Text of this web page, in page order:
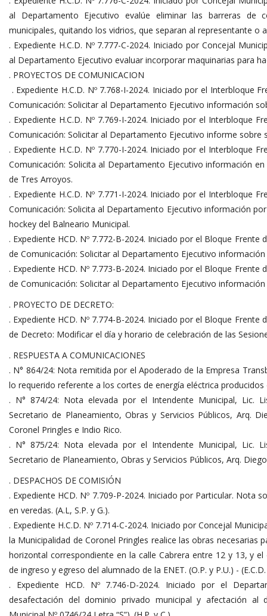
al Departamento Ejecutivo evalúe eliminar las barreras de
municipales, quitando los vidrios, que separan al representante o
. Expediente H.C.D. Nº 7.777-C-2024. Iniciado por Concejal
al Departamento Ejecutivo evaluar incorporar maquinarias para
. PROYECTOS DE COMUNICACION
. Expediente H.C.D. Nº 7.768-I-2024. Iniciado por el Interbloque
Comunicación: Solicitar al Departamento Ejecutivo información
. Expediente H.C.D. Nº 7.769-I-2024. Iniciado por el Interbloque
Comunicación: Solicitar al Departamento Ejecutivo informe sobre
. Expediente H.C.D. Nº 7.770-I-2024. Iniciado por el Interbloque
Comunicación: Solicita al Departamento Ejecutivo información
de Tres Arroyos.
. Expediente H.C.D. Nº 7.771-I-2024. Iniciado por el Interbloque
Comunicación: Solicita al Departamento Ejecutivo información
hockey del Balneario Municipal.
. Expediente HCD. Nº 7.772-B-2024. Iniciado por el Bloque
de Comunicación: Solicitar al Departamento Ejecutivo
. Expediente HCD. Nº 7.773-B-2024. Iniciado por el Bloque
de Comunicación: Solicitar al Departamento Ejecutivo
. PROYECTO DE DECRETO:
. Expediente HCD. Nº 7.774-B-2024. Iniciado por el Bloque
de Decreto: Modificar el día y horario de celebración de las
. RESPUESTA A COMUNICACIONES
. N° 864/24: Nota remitida por el Apoderado de la Empresa
lo requerido referente a los cortes de energía eléctrica producidos
. N° 874/24: Nota elevada por el Intendente Municipal, Lic.
Secretario de Planeamiento, Obras y Servicios Públicos, Arq.
Coronel Pringles e Indio Rico.
. N° 875/24: Nota elevada por el Intendente Municipal, Lic.
Secretario de Planeamiento, Obras y Servicios Públicos, Arq.
. DESPACHOS DE COMISIÓN
. Expediente HCD. Nº 7.709-P-2024. Iniciado por Particular. Nota
en veredas. (A.L, S.P. y G.).
. Expediente H.C.D. Nº 7.714-C-2024. Iniciado por Concejal
la Municipalidad de Coronel Pringles realice las obras necesarias
horizontal correspondiente en la calle Cabrera entre 12 y 13, y
de ingreso y egreso del alumnado de la ENET. (O.P. y P.U.) -
. Expediente HCD. Nº 7.746-D-2024. Iniciado por el
desafectación del dominio privado municipal y afectación al